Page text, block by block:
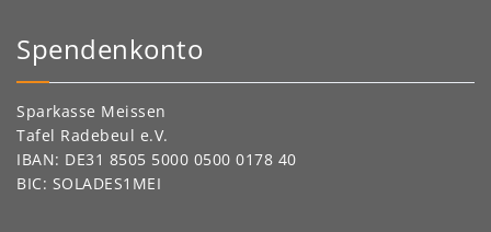
Spendenkonto
Sparkasse Meissen
Tafel Radebeul e.V.
IBAN: DE31 8505 5000 0500 0178 40
BIC: SOLADES1MEI